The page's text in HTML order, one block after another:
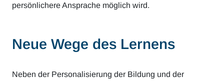
persönlichere Ansprache möglich wird.
Neue Wege des Lernens
Neben der Personalisierung der Bildung und der